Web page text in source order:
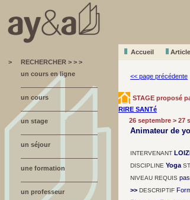
Accueil Ar
>
RECHERCHER > > >
un cours en ligne
un cours
un stage
un séjour
une formation
un professeur
<< page précédente
STAGE proposé
RIRE SANTé
26 septembre > 27
Animateur de
INTERVENANT
DISCIPLINE Yoga
NIVEAU REQUIS
>> DESCRIPTIF